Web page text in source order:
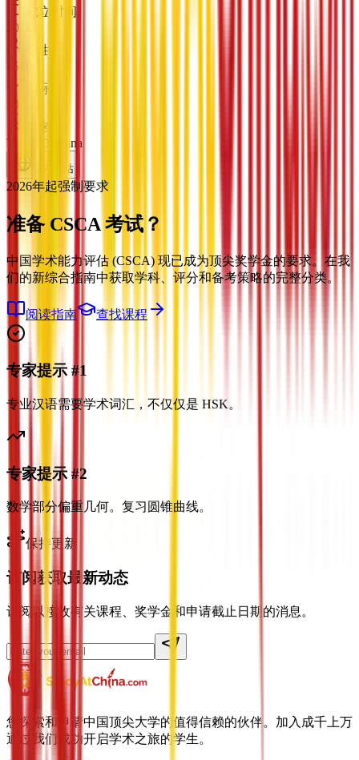
成立时间
2011
学生
15000
国际
500
排名
Top 100 China
官方网站
2026年起强制要求
准备 CSCA 考试？
中国学术能力评估 (CSCA) 现已成为顶尖奖学金的要求。在我
们的新综合指南中获取学科、评分和备考策略的完整分类。
阅读指南 查找课程
专家提示 #1
专业汉语需要学术词汇，不仅仅是 HSK。
专家提示 #2
数学部分偏重几何。复习圆锥曲线。
保持更新
订阅获取最新动态
订阅以接收有关课程、奖学金和申请截止日期的消息。
您探索和申请中国顶尖大学的值得信赖的伙伴。加入成千上万
通过我们成功开启学术之旅的学生。